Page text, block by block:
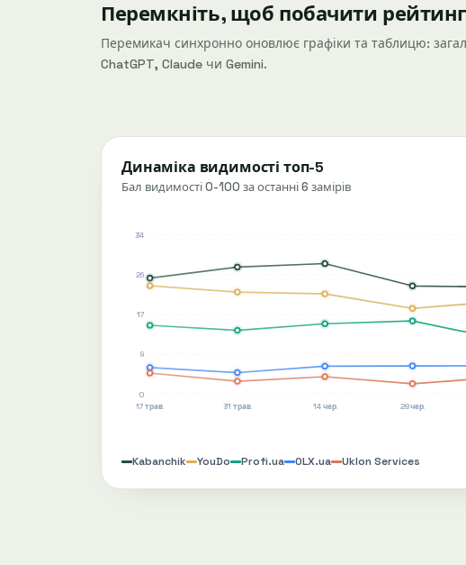
Перемкніть, щоб побачити
Перемикач синхронно оновлює графіки та таблицю:
ChatGPT, Claude чи Gemini.
Динаміка видимості топ-5
Бал видимості 0-100 за останні 6 замірів
0
9
17
26
34
17 трав. 31 трав. 14 чер. 28 чер.
Kabanchik YouDo Profi.ua OLX.ua Uklon Services